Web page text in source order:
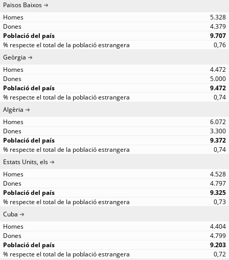
Països Baixos
5.328
4.379
9.707
0,76
Geòrgia
4.472
5.000
9.472
0,74
Algèria
6.072
3.300
9.372
0,74
Estats Units, els
4.528
4.797
9.325
0,73
Cuba
4.404
4.799
9.203
0,72